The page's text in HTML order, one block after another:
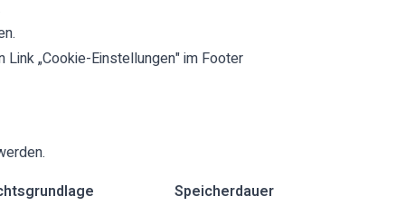
„Cookie-Einstellungen" im Footer
Speicherdauer